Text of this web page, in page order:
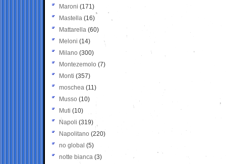
Maroni (171)
Mastella (16)
Mattarella (60)
Meloni (14)
Milano (300)
Montezemolo (7)
Monti (357)
moschea (11)
Musso (10)
Muti (10)
Napoli (319)
Napolitano (220)
no global (5)
notte bianca (3)